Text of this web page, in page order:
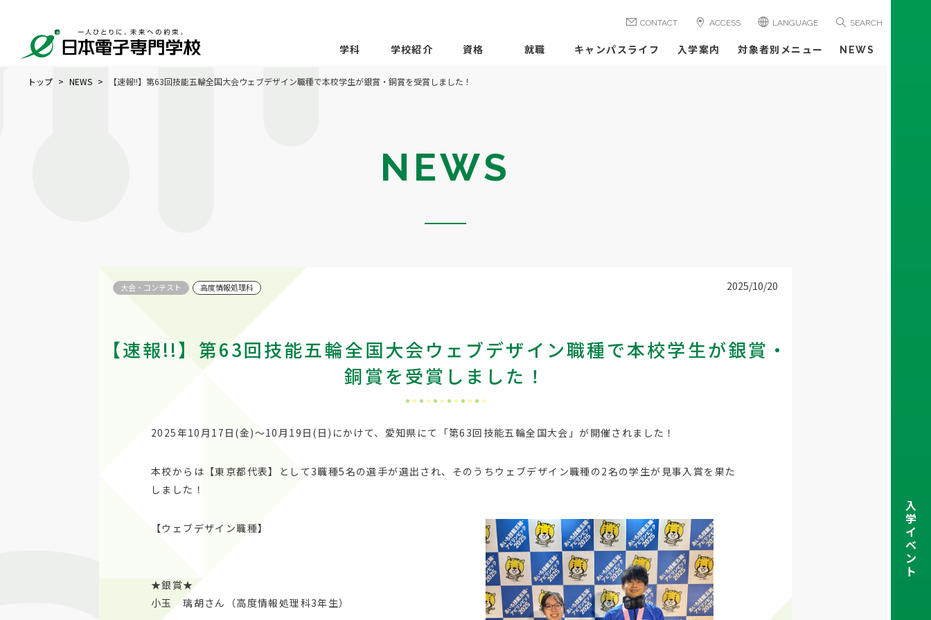
CONTACT ACCESS LANGUAGE SEARCH
学科 学校紹介 資格 就職 キャンパスライフ 入学案内 対象者別メニュー NEWS
トップ NEWS 【速報!!】第63回技能五輪全国大会ウェブデザイン職種で本校学生が銀賞・銅賞を受賞しました！
NEWS
大会・コンテスト 2025/10/20
高度情報処理科
【速報!!】第63回技能五輪全国大会ウェブデザイン職種で本校学生が銀賞・
銅賞を受賞しました！
2025年10月17日(金)～10月19日(日)にかけて、愛知県にて「第63回技能五輪全国大会」が開催されました！
本校からは【東京都代表】として3職種5名の選手が選出され、そのうちウェブデザイン職種の2名の学生が見事入賞を果た
しました！
【ウェブデザイン職種】
★銀賞★
小玉 璃胡さん（高度情報処理科3年生）
入
学
イ
ベ
ン
ト